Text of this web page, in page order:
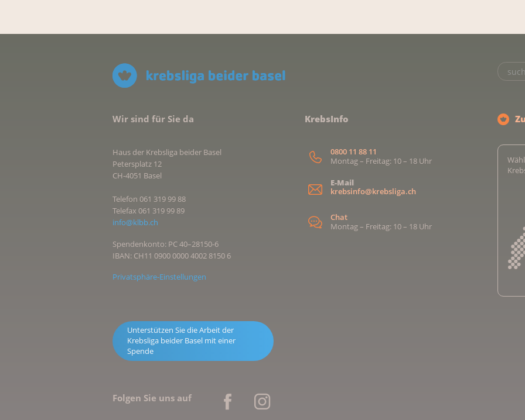
Wir sind für Sie da
Haus der Krebsliga beider Basel
Petersplatz 12
CH-4051 Basel
Telefon 061 319 99 88
Telefax 061 319 99 89
info@klbb.ch
Spendenkonto: PC 40–28150-6
IBAN: CH11 0900 0000 4002 8150 6
Privatsphäre-Einstellungen
Unterstützen Sie die Arbeit der
Krebsliga beider Basel mit einer
Spende
KrebsInfo
0800 11 88 11
Montag – Freitag: 10 – 18 Uhr
E-Mail
krebsinfo@krebsliga.ch
Chat
Montag – Freitag: 10 – 18 Uhr
Folgen Sie uns auf